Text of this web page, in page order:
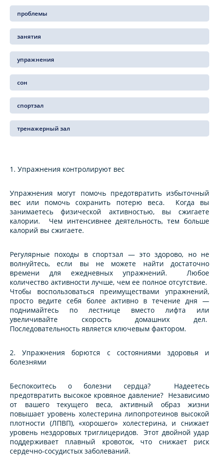
проблемы
занятия
упражнения
сон
спортзал
тренажерный зал
1. Упражнения контролируют вес
Упражнения могут помочь предотвратить избыточный
вес или помочь сохранить потерю веса. Когда вы
занимаетесь физической активностью, вы сжигаете
калории. Чем интенсивнее деятельность, тем больше
калорий вы сжигаете.
Регулярные походы в спортзал — это здорово, но не
волнуйтесь, если вы не можете найти достаточно
времени для ежедневных упражнений. Любое
количество активности лучше, чем ее полное отсутствие.
Чтобы воспользоваться преимуществами упражнений,
просто ведите себя более активно в течение дня —
поднимайтесь по лестнице вместо лифта или
увеличивайте скорость домашних дел.
Последовательность является ключевым фактором.
2. Упражнения борются с состояниями здоровья и
болезнями
Беспокоитесь о болезни сердца? Надеетесь
предотвратить высокое кровяное давление? Независимо
от вашего текущего веса, активный образ жизни
повышает уровень холестерина липопротеинов высокой
плотности (ЛПВП), «хорошего» холестерина, и снижает
уровень нездоровых триглицеридов. Этот двойной удар
поддерживает плавный кровоток, что снижает риск
сердечно-сосудистых заболеваний.